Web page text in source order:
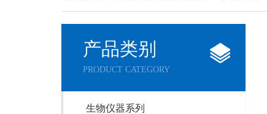
产品类别
PRODUCT CATEGORY
生物仪器系列